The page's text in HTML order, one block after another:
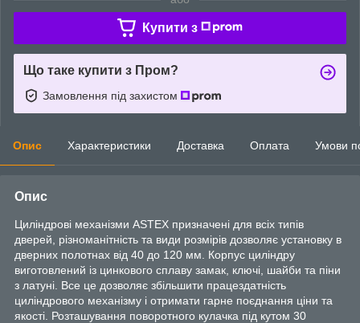
Купити з
Що таке купити з Пром?
Замовлення під захистом
Опис Характеристики Доставка Оплата Умови
Опис
Циліндрові механізми ASTEX призначені для всіх типів
дверей, різноманітність та види розмірів дозволяє установку в
дверних полотнах від 40 до 120 мм. Корпус циліндру
виготовлений із цинкового сплаву замак, ключі, шайби та піни
з латуні. Все це дозволяє збільшити працездатність
циліндрового механізму і отримати гарне поєднання ціни та
якості. Розташування поворотного кулачка під кутом 30